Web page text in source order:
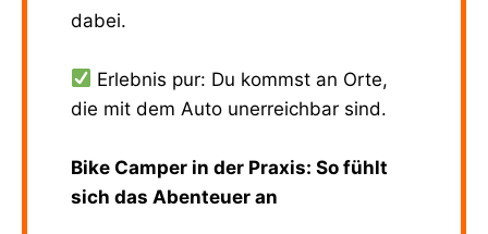
dabei.
Erlebnis pur: Du kommst an Orte,
die mit dem Auto unerreichbar sind.
Bike Camper in der Praxis: So fühlt
sich das Abenteuer an